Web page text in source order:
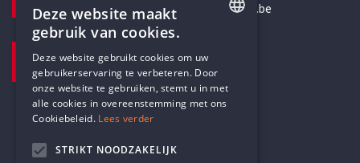
secretariaat@humanistischverbond.be
Pottenbrug 4
Antwerpen, 2000
DUTCH
Deze website maakt
gebruik van cookies.
Deze website gebruikt cookies om uw
gebruikerservaring te verbeteren. Door
onze website te gebruiken, stemt u in met
alle cookies in overeenstemming met ons
Cookiebeleid. Lees verder
STRIKT NOODZAKELIJK